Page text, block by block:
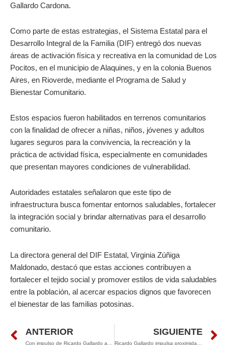
Gallardo Cardona.
Como parte de estas estrategias, el Sistema Estatal para el
Desarrollo Integral de la Familia (DIF) entregó dos nuevas
áreas de activación física y recreativa en la comunidad de Los
Pocitos, en el municipio de Alaquines, y en la colonia Buenos
Aires, en Rioverde, mediante el Programa de Salud y
Bienestar Comunitario.
Estos espacios fueron habilitados en terrenos comunitarios
con la finalidad de ofrecer a niñas, niños, jóvenes y adultos
lugares seguros para la convivencia, la recreación y la
práctica de actividad física, especialmente en comunidades
que presentan mayores condiciones de vulnerabilidad.
Autoridades estatales señalaron que este tipo de
infraestructura busca fomentar entornos saludables, fortalecer
la integración social y brindar alternativas para el desarrollo
comunitario.
La directora general del DIF Estatal, Virginia Zúñiga
Maldonado, destacó que estas acciones contribuyen a
fortalecer el tejido social y promover estilos de vida saludables
entre la población, al acercar espacios dignos que favorecen
el bienestar de las familias potosinas.
Prev
ANTERIOR SIGUIENTE